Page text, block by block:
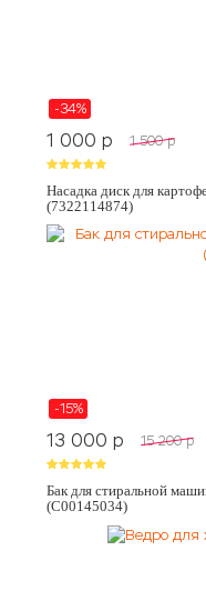
-34%
1 000 p 1 500 p
Насадка диск для
(7322114874)
-15%
13 000 p 15 200 p
Бак для стиральной
(C00145034)